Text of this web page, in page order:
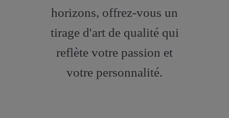
horizons, offrez-vous un
tirage d'art de qualité qui
reflète votre passion et
votre personnalité.